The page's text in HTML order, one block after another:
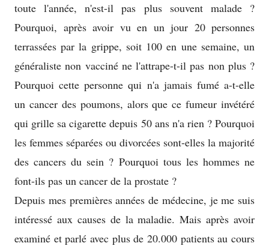
toute l'année, n'est-il pas plus souvent malade ?
Pourquoi, après avoir vu en un jour 20 personnes
terrassées par la grippe, soit 100 en une semaine, un
généraliste non vacciné ne l'attrape-t-il pas non plus ?
Pourquoi cette personne qui n'a jamais fumé a-t-elle
un cancer des poumons, alors que ce fumeur invétéré
qui grille sa cigarette depuis 50 ans n'a rien ? Pourquoi
les femmes séparées ou divorcées sont-elles la majorité
des cancers du sein ? Pourquoi tous les hommes ne
font-ils pas un cancer de la prostate ?
Depuis mes premières années de médecine, je me suis
intéressé aux causes de la maladie. Mais après avoir
examiné et parlé avec plus de 20.000 patients au cours